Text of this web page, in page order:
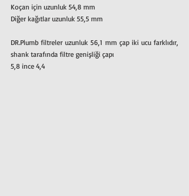
Koçan için uzunluk 54,8 mm
Diğer kağıtlar uzunluk 55,5 mm
DR.Plumb filtreler uzunluk 56,1 mm çap iki ucu farklıdır,
shank tarafında filtre genişliği çapı
5,8 ince 4,4